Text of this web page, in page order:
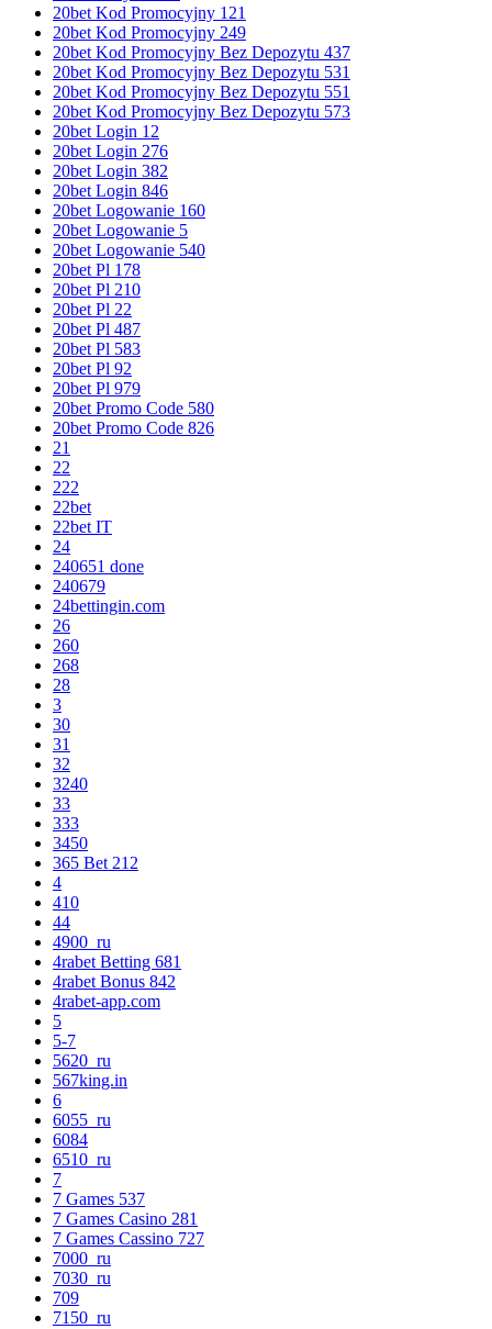
20bet Kod Promocyjny 121
20bet Kod Promocyjny 249
20bet Kod Promocyjny Bez Depozytu 437
20bet Kod Promocyjny Bez Depozytu 531
20bet Kod Promocyjny Bez Depozytu 551
20bet Kod Promocyjny Bez Depozytu 573
20bet Login 12
20bet Login 276
20bet Login 382
20bet Login 846
20bet Logowanie 160
20bet Logowanie 5
20bet Logowanie 540
20bet Pl 178
20bet Pl 210
20bet Pl 22
20bet Pl 487
20bet Pl 583
20bet Pl 92
20bet Pl 979
20bet Promo Code 580
20bet Promo Code 826
21
22
222
22bet
22bet IT
24
240651 done
240679
24bettingin.com
26
260
268
28
3
30
31
32
3240
33
333
3450
365 Bet 212
4
410
44
4900_ru
4rabet Betting 681
4rabet Bonus 842
4rabet-app.com
5
5-7
5620_ru
567king.in
6
6055_ru
6084
6510_ru
7
7 Games 537
7 Games Casino 281
7 Games Cassino 727
7000_ru
7030_ru
709
7150_ru